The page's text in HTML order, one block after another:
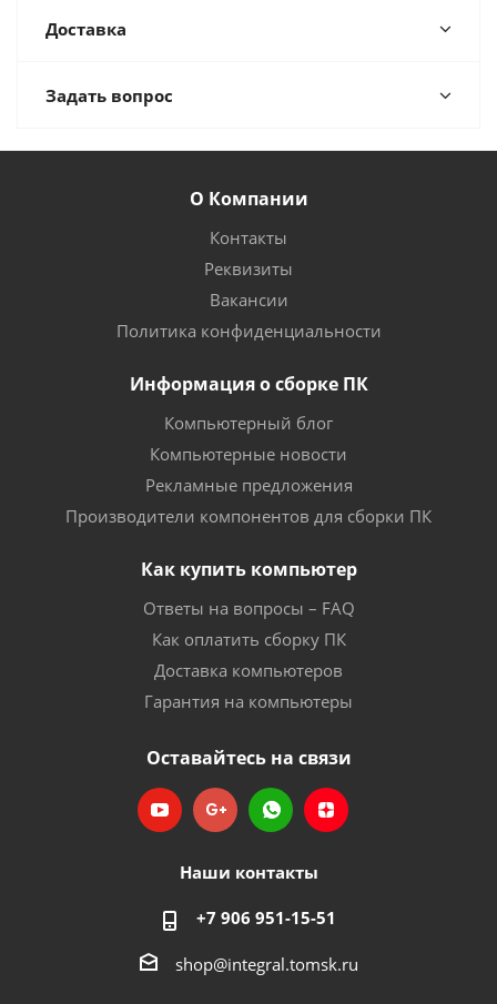
Доставка
Задать вопрос
О Компании
Контакты
Реквизиты
Вакансии
Политика конфиденциальности
Информация о сборке ПК
Компьютерный блог
Компьютерные новости
Рекламные предложения
Производители компонентов для сборки ПК
Как купить компьютер
Ответы на вопросы – FAQ
Как оплатить сборку ПК
Доставка компьютеров
Гарантия на компьютеры
Оставайтесь на связи
Наши контакты
+7 906 951-15-51
shop@integral.tomsk.ru